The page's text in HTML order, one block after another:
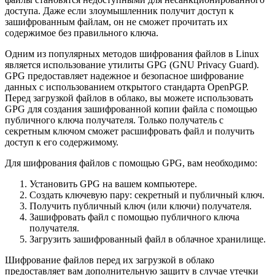
доступа. Даже если злоумышленник получит доступ к
зашифрованным файлам, он не сможет прочитать их
содержимое без правильного ключа.
Одним из популярных методов шифрования файлов в Linux
является использование утилиты GPG (GNU Privacy Guard).
GPG предоставляет надежное и безопасное шифрование
данных с использованием открытого стандарта OpenPGP.
Перед загрузкой файлов в облако, вы можете использовать
GPG для создания зашифрованной копии файла с помощью
публичного ключа получателя. Только получатель с
секретным ключом сможет расшифровать файл и получить
доступ к его содержимому.
Для шифрования файлов с помощью GPG, вам необходимо:
Установить GPG на вашем компьютере.
Создать ключевую пару: секретный и публичный ключ.
Получить публичный ключ (или ключи) получателя.
Зашифровать файл с помощью публичного ключа
получателя.
Загрузить зашифрованный файл в облачное хранилище.
Шифрование файлов перед их загрузкой в облако
предоставляет вам дополнительную защиту в случае утечки